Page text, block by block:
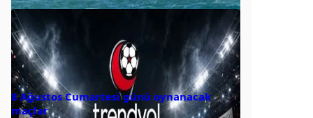
8 Ağustos Cumartesi günü oynanacak
maçlar